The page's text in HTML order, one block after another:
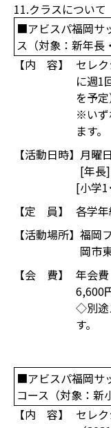
11.クラスについて
■アビスパ福岡サ
ス（対象：新年長
【内 容】
セレ
に週1
を予定
※いず
ます。
【活動日時】 月曜
[年長
[小学
【定 員】
各学
【活動場所】 福岡
岡市
【会 費】
年会
6,600
◇別途
す。
■アビスパ福岡サ
コース（対象：新
【内 容】
セレ